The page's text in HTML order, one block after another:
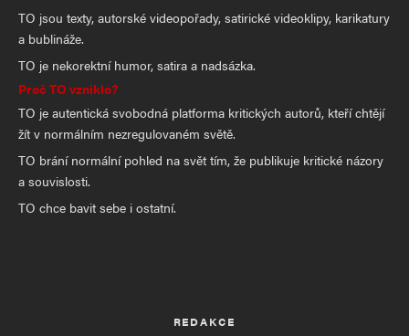
TO jsou texty, autorské videopořady, satirické videoklipy, karikatury
a bublináže.
TO je nekorektní humor, satira a nadsázka.
Proč TO vzniklo?
TO je autentická svobodná platforma kritických autorů, kteří chtějí
žít v normálním nezregulovaném světě.
TO brání normální pohled na svět tím, že publikuje kritické názory
a souvislosti.
TO chce bavit sebe i ostatní.
REDAKCE